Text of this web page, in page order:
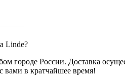
Linde?
городе России. Доставка
вами в кратчайшее время!